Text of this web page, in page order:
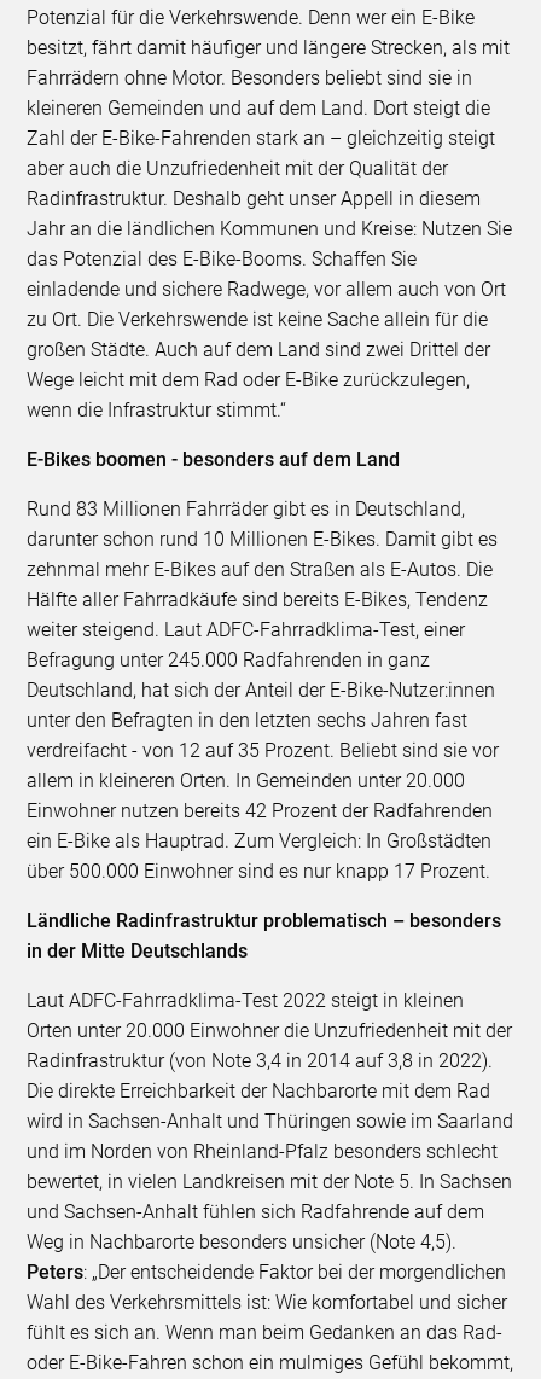
Potenzial für die Verkehrswende. Denn wer ein E-Bike
besitzt, fährt damit häufiger und längere Strecken, als mit
Fahrrädern ohne Motor. Besonders beliebt sind sie in
kleineren Gemeinden und auf dem Land. Dort steigt die
Zahl der E-Bike-Fahrenden stark an – gleichzeitig steigt
aber auch die Unzufriedenheit mit der Qualität der
Radinfrastruktur. Deshalb geht unser Appell in diesem
Jahr an die ländlichen Kommunen und Kreise: Nutzen Sie
das Potenzial des E-Bike-Booms. Schaffen Sie
einladende und sichere Radwege, vor allem auch von Ort
zu Ort. Die Verkehrswende ist keine Sache allein für die
großen Städte. Auch auf dem Land sind zwei Drittel der
Wege leicht mit dem Rad oder E-Bike zurückzulegen,
wenn die Infrastruktur stimmt.“
E-Bikes boomen - besonders auf dem Land
Rund 83 Millionen Fahrräder gibt es in Deutschland,
darunter schon rund 10 Millionen E-Bikes. Damit gibt es
zehnmal mehr E-Bikes auf den Straßen als E-Autos. Die
Hälfte aller Fahrradkäufe sind bereits E-Bikes, Tendenz
weiter steigend. Laut ADFC-Fahrradklima-Test, einer
Befragung unter 245.000 Radfahrenden in ganz
Deutschland, hat sich der Anteil der E-Bike-Nutzer:innen
unter den Befragten in den letzten sechs Jahren fast
verdreifacht - von 12 auf 35 Prozent. Beliebt sind sie vor
allem in kleineren Orten. In Gemeinden unter 20.000
Einwohner nutzen bereits 42 Prozent der Radfahrenden
ein E-Bike als Hauptrad. Zum Vergleich: In Großstädten
über 500.000 Einwohner sind es nur knapp 17 Prozent.
Ländliche Radinfrastruktur problematisch – besonders
in der Mitte Deutschlands
Laut ADFC-Fahrradklima-Test 2022 steigt in kleinen
Orten unter 20.000 Einwohner die Unzufriedenheit mit der
Radinfrastruktur (von Note 3,4 in 2014 auf 3,8 in 2022).
Die direkte Erreichbarkeit der Nachbarorte mit dem Rad
wird in Sachsen-Anhalt und Thüringen sowie im Saarland
und im Norden von Rheinland-Pfalz besonders schlecht
bewertet, in vielen Landkreisen mit der Note 5. In Sachsen
und Sachsen-Anhalt fühlen sich Radfahrende auf dem
Weg in Nachbarorte besonders unsicher (Note 4,5).
Peters: „Der entscheidende Faktor bei der morgendlichen
Wahl des Verkehrsmittels ist: Wie komfortabel und sicher
fühlt es sich an. Wenn man beim Gedanken an das Rad-
oder E-Bike-Fahren schon ein mulmiges Gefühl bekommt,